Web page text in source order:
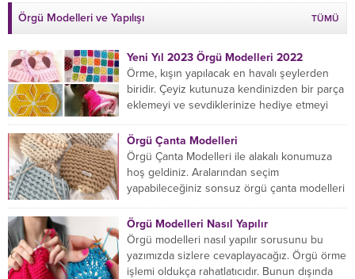
Örgü Modelleri ve Yapılışı TÜMÜ
Yeni Yıl 2023 Örgü Modelleri 2022
Örme, kışın yapılacak en havalı şeylerden
biridir. Çeyiz kutunuza kendinizden bir parça
eklemeyi ve sevdiklerinize hediye etmeyi
Örgü Çanta Modelleri
Örgü Çanta Modelleri ile alakalı konumuza
hoş geldiniz. Aralarından seçim
yapabileceğiniz sonsuz örgü çanta modelleri
Örgü Modelleri Nasıl Yapılır
Örgü modelleri nasıl yapılır sorusunu bu
yazımızda sizlere cevaplayacağız. Örgü örme
işlemi oldukça rahatlatıcıdır. Bunun dışında